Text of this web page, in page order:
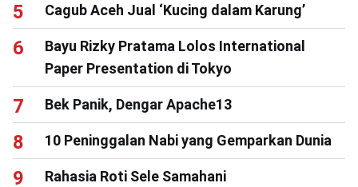
Cagub Aceh Jual ‘Kucing dalam Karung’
Bayu Rizky Pratama Lolos International
Paper Presentation di Tokyo
Bek Panik, Dengar Apache13
10 Peninggalan Nabi yang Gemparkan Dunia
Rahasia Roti Sele Samahani